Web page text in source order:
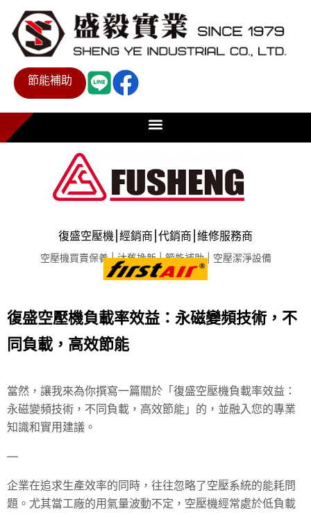
節能補助
復盛空壓機⎮經銷商⎮代銷商⎮維修服務商
空壓機買賣保養 | 汰舊換新 | 節能補助 | 空壓潔淨設備
復盛空壓機負載率效益：永磁變頻技術，不
同負載，高效節能
當然，讓我來為你撰寫一篇關於「復盛空壓機負載率效益：
永磁變頻技術，不同負載，高效節能」的，並融入您的專業
知識和實用建議。
—
企業在追求生產效率的同時，往往忽略了空壓系統的能耗問
題。尤其當工廠的用氣量波動不定，空壓機經常處於低負載